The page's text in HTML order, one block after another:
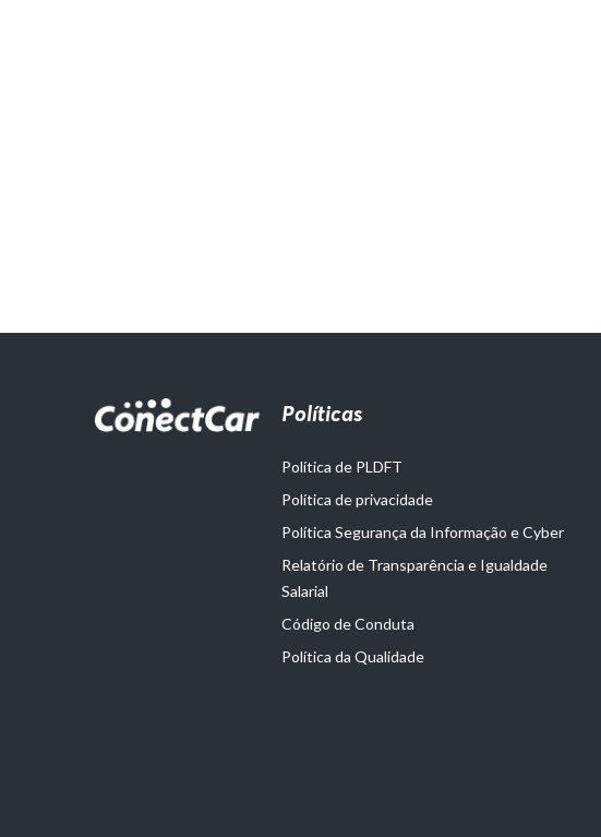
Políticas
Política de PLDFT
Política de privacidade
Política Segurança da Informação e Cyber
Relatório de Transparência e Igualdade
Salarial
Código de Conduta
Política da Qualidade